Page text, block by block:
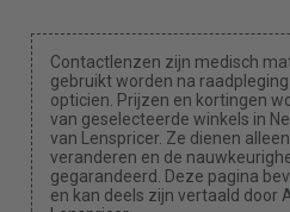
Contactlenzen zijn medisch
gebruikt worden na
opticien. Prijzen en kortingen
van geselecteerde winkels in
van Lenspricer. Ze dienen
veranderen en de
gegarandeerd. Deze pagina
en kan deels zijn vertaald door